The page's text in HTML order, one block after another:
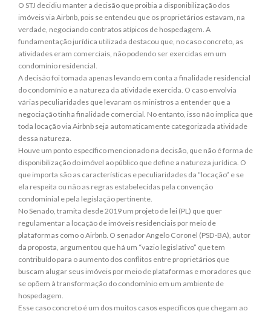
O STJ decidiu manter a decisão que proibia a disponibilização dos
imóveis via Airbnb, pois se entendeu que os proprietários estavam, na
verdade, negociando contratos atípicos de hospedagem. A
fundamentação jurídica utilizada destacou que, no caso concreto, as
atividades eram comerciais, não podendo ser exercidas em um
condomínio residencial.
A decisão foi tomada apenas levando em conta a finalidade residencial
do condomínio e a natureza da atividade exercida. O caso envolvia
várias peculiaridades que levaram os ministros a entender que a
negociação tinha finalidade comercial. No entanto, isso não implica que
toda locação via Airbnb seja automaticamente categorizada atividade
dessa natureza.
Houve um ponto específico mencionado na decisão, que não é forma de
disponibilização do imóvel ao público que define a natureza jurídica. O
que importa são as características e peculiaridades da “locação” e se
ela respeita ou não as regras estabelecidas pela convenção
condominial e pela legislação pertinente.
No Senado, tramita desde 2019 um projeto de lei (PL) que quer
regulamentar a locação de imóveis residenciais por meio de
plataformas como o Airbnb. O senador Angelo Coronel (PSD-BA), autor
da proposta, argumentou que há um “vazio legislativo” que tem
contribuído para o aumento dos conflitos entre proprietários que
buscam alugar seus imóveis por meio de plataformas e moradores que
se opõem à transformação do condomínio em um ambiente de
hospedagem.
Esse caso concreto é um dos muitos casos específicos que chegam ao